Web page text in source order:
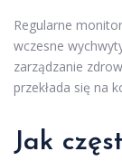
Regularne
wczesne
zarządzanie
przekłada się na
Jak